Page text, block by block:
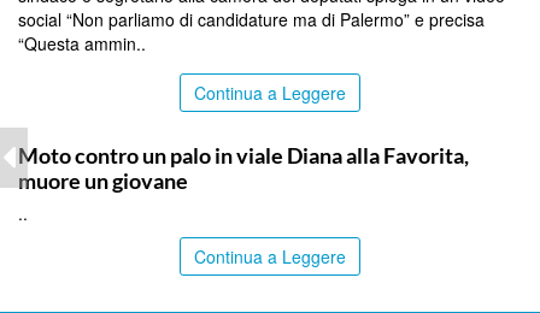
social “Non parliamo di candidature ma di Palermo” e precisa
“Questa ammin..
Continua a Leggere
PALERMO
Moto contro un palo in viale Diana alla Favorita,
muore un giovane
..
Continua a Leggere